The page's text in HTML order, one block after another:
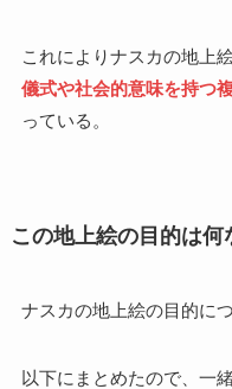
これによりナスカの地上
儀式や社会的意味を持つ
っている。
この地上絵の目的は何
ナスカの地上絵の目的に
以下にまとめたので、一